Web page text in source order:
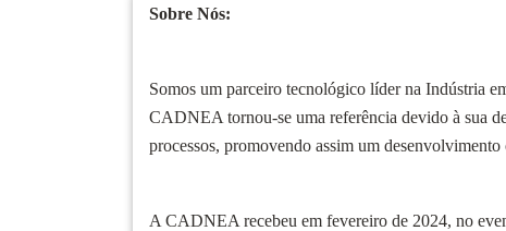
Sobre Nós:
Somos um parceiro tecnológico líder na Indústria
CADNEA tornou-se uma referência devido à sua
processos, promovendo assim um
A CADNEA recebeu em fevereiro de 2024, no